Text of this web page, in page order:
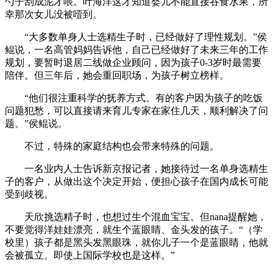
幸那次女儿没被噎到。
“大多数单身人士选精生子时，已经做好了理性规划。”侯
鲲说，一名高管妈妈告诉他，自己已经做好了未来三年的工作
规划，要暂时退居二线做企业顾问，因为孩子0-3岁时最需要
陪伴。但三年后，她会重回职场，为孩子树立榜样。
“他们很注重科学的抚养方式。有的客户因为孩子的吃饭
问题犯愁，可以直接请来育儿专家在家住几天，顺利解决了问
题。”侯鲲说。
不过，特殊的家庭结构也会带来特殊的问题。
一名业内人士告诉新京报记者，她接待过一名单身选精生
子的客户，从做出这个决定开始，便担心孩子在国内成长可能
受到歧视。
天欣挑选精子时，也想过生个混血宝宝。但nana提醒她，
不要觉得洋娃娃漂亮，就生个蓝眼睛、金头发的孩子。“（学
校里）孩子都是黑头发黑眼珠，就你儿子一个是蓝眼睛，他就
会被孤立。即使上国际学校也是这样。”